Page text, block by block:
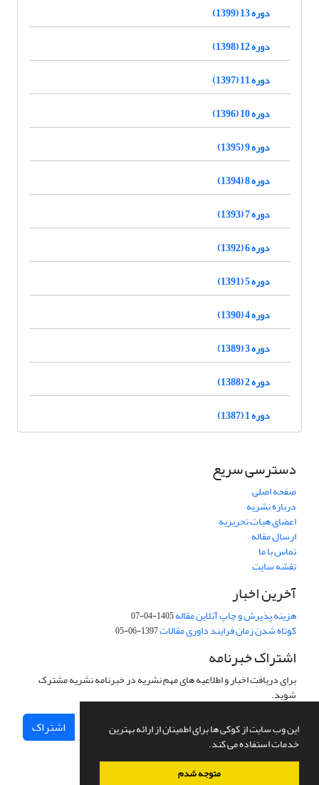
این وب سایت از کوکی ها برای اطمینان از ارائه بهترین
خدمات استفاده می کند.
متوجه شدم
دوره 13 (1399)
دوره 12 (1398)
دوره 11 (1397)
دوره 10 (1396)
دوره 9 (1395)
دوره 8 (1394)
دوره 7 (1393)
دوره 6 (1392)
دوره 5 (1391)
دوره 4 (1390)
دوره 3 (1389)
دوره 2 (1388)
دوره 1 (1387)
دسترسی سریع
صفحه اصلی
درباره نشریه
اعضای هیات تحریریه
ارسال مقاله
تماس با ما
نقشه سایت
آخرین اخبار
هزینه پذیرش و چاپ آنلاین مقاله1405-04-07
کوتاه شدن زمان فرایند داوری مقالات1397-06-05
اشتراک خبرنامه
برای دریافت اخبار و اطلاعیه های مهم نشریه در خبرنامه نشریه مشترک
شوید.
اشتراک